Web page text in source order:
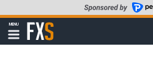
to
main
content
MENU
Show
navigation
FXStreet